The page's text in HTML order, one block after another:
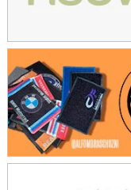
Ciudad de Trenque
Trenque Lauquen (Buenos
ENTRERRIANO - F6
Parque de la Velocidad
Villaguay (Entre Ríos)
VICTORIENSE - F7
El Cerro (Tierra)